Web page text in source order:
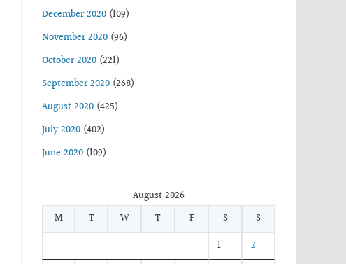
December 2020 (109)
November 2020 (96)
October 2020 (221)
September 2020 (268)
August 2020 (425)
July 2020 (402)
June 2020 (109)
August 2026
M
T W T F S
S
1
2